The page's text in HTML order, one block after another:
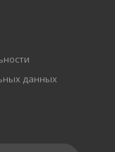
данных